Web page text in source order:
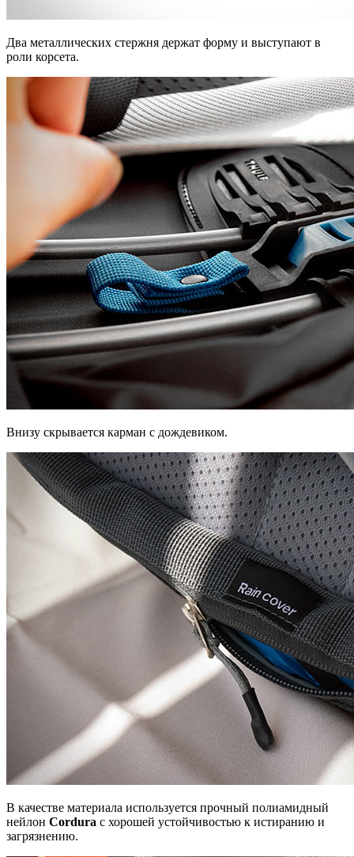
Два металлических стержня держат форму и выступают в
роли корсета.
Внизу скрывается карман с дождевиком.
В качестве материала используется прочный полиамидный
нейлон Cordura с хорошей устойчивостью к истиранию и
загрязнению.